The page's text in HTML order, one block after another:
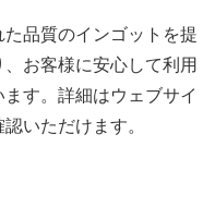
品質のインゴットを提
お客様に安心して利用
す。詳細はウェブサイ
いただけます。